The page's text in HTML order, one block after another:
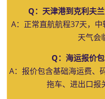
Q：天津港到克利夫
A：正常直航航程37天，
天气会
Q：海运报价
A：报价包含基础海运费、
拖车、进出口报